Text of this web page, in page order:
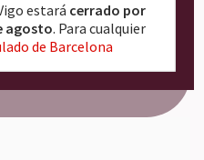
estará cerrado por
agosto. Para cualquier
de Barcelona